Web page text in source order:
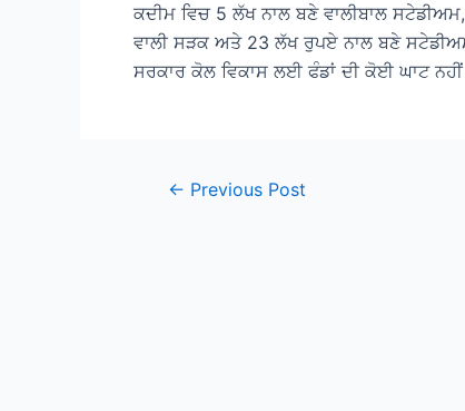
ਕਦੀਮ ਵਿਚ 5 ਲੱਖ ਨਾਲ ਬਣੇ ਵਾਲੀਬਾਲ
ਵਾਲੀ ਸੜਕ ਅਤੇ 23 ਲੱਖ ਰੁਪਏ ਨਾਲ ਬਣੇ
ਸਰਕਾਰ ਕੋਲ ਵਿਕਾਸ ਲਈ ਫੰਡਾਂ ਦੀ ਕੋਈ ਘਾਟ ਨਹੀਂ
Post← Previous Post